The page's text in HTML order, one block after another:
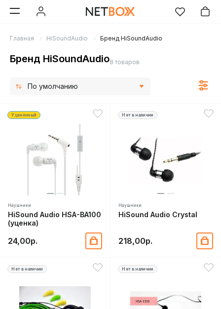
Главная HiSoundAudio Бренд HiSoundAudio
Бренд HiSoundAudio8 товаров
По умолчанию
Уцененный
Наушники
HiSound Audio HSA-BA100
(уценка)
24,00р.
Нет в наличии
Наушники
HiSound Audio Crystal
218,00р.
Нет в наличии Нет в наличии